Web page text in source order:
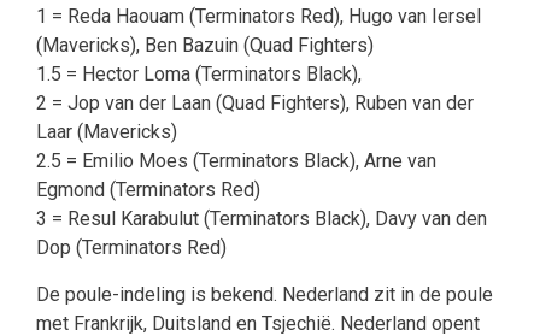
1 = Reda Haouam (Terminators Red), Hugo van Iersel
(Mavericks), Ben Bazuin (Quad Fighters)
1.5 = Hector Loma (Terminators Black),
2 = Jop van der Laan (Quad Fighters), Ruben van der
Laar (Mavericks)
2.5 = Emilio Moes (Terminators Black), Arne van
Egmond (Terminators Red)
3 = Resul Karabulut (Terminators Black), Davy van den
Dop (Terminators Red)
De poule-indeling is bekend. Nederland zit in de poule
met Frankrijk, Duitsland en Tsjechië. Nederland opent